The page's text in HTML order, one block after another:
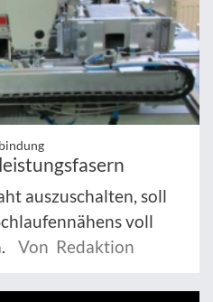
auszuschalten, soll
voll
Von Redaktion